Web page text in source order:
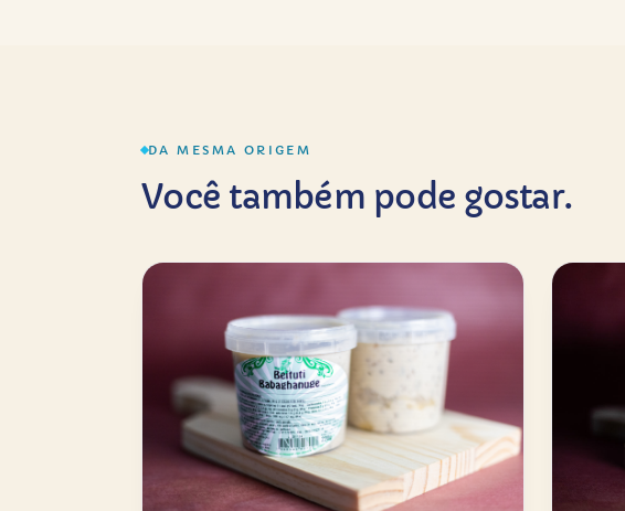
DA MESMA ORIGEM
Você também pode gostar.